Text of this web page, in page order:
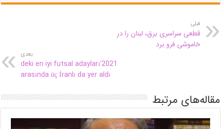
قبلی
قطعی سراسری برق، لبنان را در
خاموشی فرو برد
بعدی
2021’deki en iyi futsal adayları
arasında üç İranlı da yer aldı
مقاله‌های مرتبط